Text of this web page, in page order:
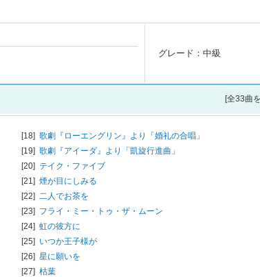
グレード：中級
[全33曲
[18] 歌劇『ローエングリン』より「婚礼の合唱」
[19] 歌劇『アイーダ』より「凱旋行進曲」
[20] テイク・ファイブ
[21] 煙が目にしみる
[22] 二人でお茶を
[23] フライ・ミー・トゥ・ザ・ムーン
[24] 虹の彼方に
[25] いつか王子様が
[26] 星に願いを
[27] 枯葉